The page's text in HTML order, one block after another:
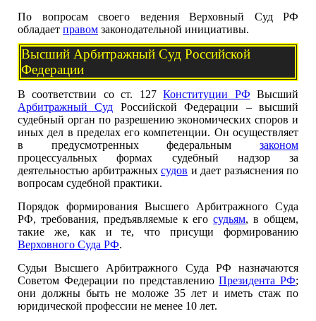
По вопросам своего ведения Верховный Суд РФ
обладает правом законодательной инициативы.
Высший Арбитражный Суд Российской
Федерации
В соответствии со ст. 127Конституции РФ Высший
Арбитражный Суд Российской Федерации – высший
судебный орган по разрешению экономических споров и
иных дел в пределах его компетенции. Он осуществляет
в предусмотренных федеральным законом
процессуальных формах судебный надзор за
деятельностью арбитражных судов и дает разъяснения по
вопросам судебной практики.
Порядок формирования Высшего Арбитражного Суда
РФ, требования, предъявляемые к егосудьям, в общем,
такие же, как и те, что присущи формированию
Верховного Суда РФ.
Судьи Высшего Арбитражного Суда РФ назначаются
Советом Федерации по представлениюПрезидента РФ;
они должны быть не моложе 35 лет и иметь стаж по
юридической профессии не менее 10 лет.